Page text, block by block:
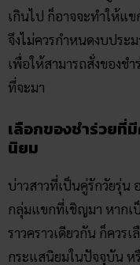
จึงไม่ควรกำหนดงบประ
เพื่อให้สามารถสั่งของช
ที่จะมา
เลือกของชำร่วยที่
นิยม
บ่าวสาวที่เป็นคู่รักวัยรุ่น
กลุ่มแขกที่เชิญมา หาก
ราวคราวเดียวกัน ก็ควร
กระแสนิยมในปัจจุบัน ห
เป็นหลักเพื่อเป็นเครื่อง